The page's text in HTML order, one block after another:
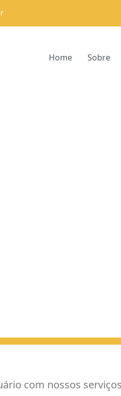
Home Sobre
com nossos